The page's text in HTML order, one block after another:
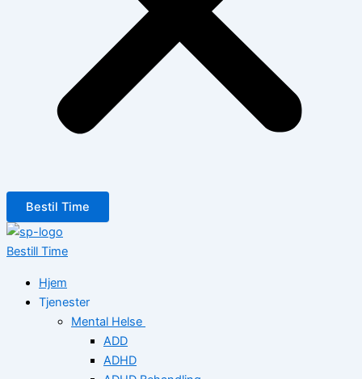
Bestil Time
Bestill Time
Hjem
Tjenester
Mental Helse
ADD
ADHD